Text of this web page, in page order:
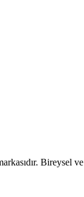
Bireysel ve